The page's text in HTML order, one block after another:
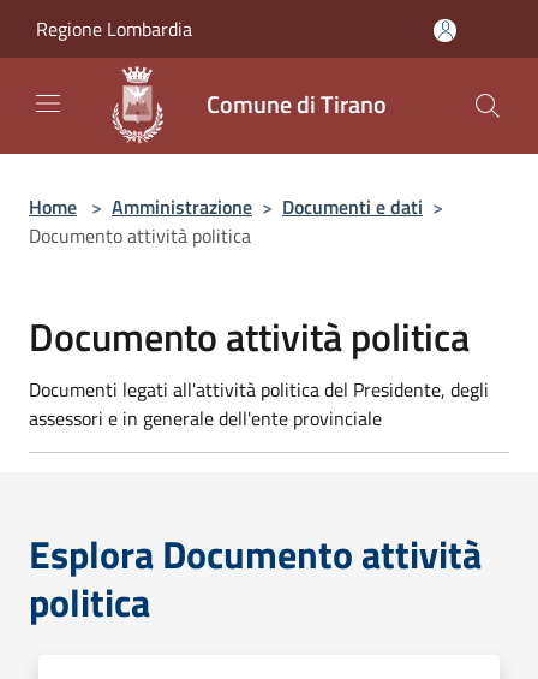
Regione Lombardia
Comune di Tirano
Home > Amministrazione > Documenti e dati >
Documento attività politica
Documento attività politica
Documenti legati all'attività politica del Presidente, degli
assessori e in generale dell'ente provinciale
Esplora Documento attività
politica